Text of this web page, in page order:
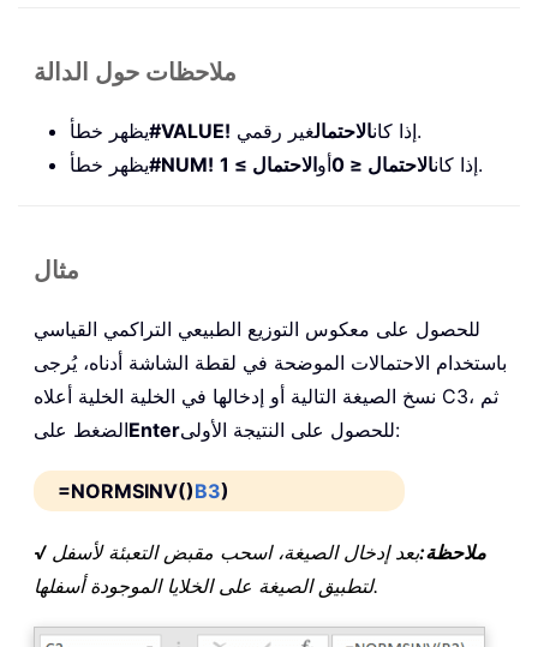
ملاحظات حول الدالة
يظهر خطأ#VALUE! إذا كانالاحتمال
غير رقمي.
يظهر خطأ#NUM! إذا كانالاحتمال ≤ 0 أوالاحتمال ≥ 1 .
مثال
للحصول على معكوس التوزيع الطبيعي التراكمي القياسي
باستخدام الاحتمالات الموضحة في لقطة الشاشة أدناه، يُرجى
نسخ الصيغة التالية أو إدخالها في الخلية الخلية أعلاه C3، ثم
الضغط علىEnter للحصول على النتيجة الأولى:
=NORMSINV()B3)
√ ملاحظة:بعد إدخال الصيغة، اسحب مقبض التعبئة لأسفل
لتطبيق الصيغة على الخلايا الموجودة أسفلها.